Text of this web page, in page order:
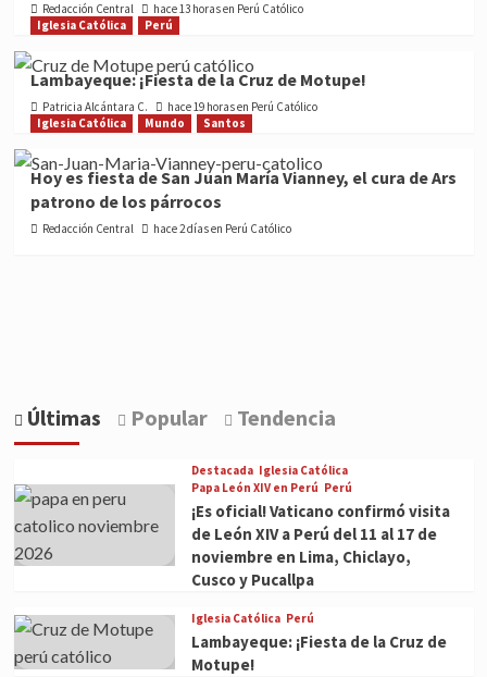
Redacción Central
hace 13 horas en Perú Católico
Iglesia Católica
Perú
Lambayeque: ¡Fiesta de la Cruz de Motupe!
Patricia Alcántara C.
hace 19 horas en Perú Católico
Iglesia Católica
Mundo Santos
Hoy es fiesta de San Juan María Vianney, el cura de Ars
patrono de los párrocos
Redacción Central hace 2 días en Perú Católico
Últimas Popular Tendencia
Destacada Iglesia Católica
Papa León XIV en Perú Perú
¡Es oficial! Vaticano confirmó visita
de León XIV a Perú del 11 al 17 de
noviembre en Lima, Chiclayo,
Cusco y Pucallpa
Iglesia Católica Perú
Lambayeque: ¡Fiesta de la Cruz de
Motupe!